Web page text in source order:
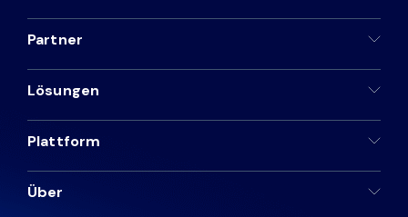
Partner
Lösungen
Plattform
Über